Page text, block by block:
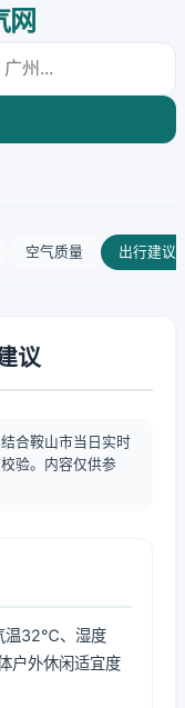
空气质量 出行建议
议
合鞍山市当日实时
验。内容仅供参
温32℃、湿度
户外休闲适宜度